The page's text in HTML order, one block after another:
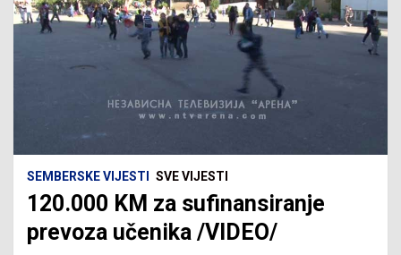
SEMBERSKE VIJESTI SVE VIJESTI
120.000 KM za sufinansiranje
prevoza učenika /VIDEO/